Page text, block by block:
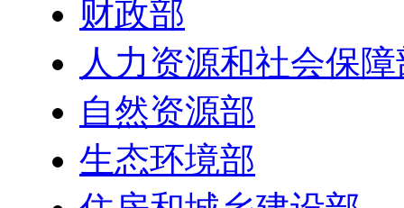
财政部
人力资源和社会保
自然资源部
生态环境部